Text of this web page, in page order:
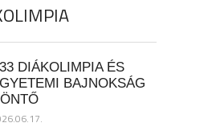
DIÁKOLIMPIA ÉS
BAJNOKSÁG